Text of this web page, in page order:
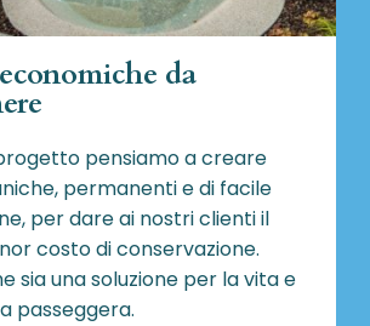
da
pensiamo a creare
permanenti e di facile
per dare ai nostri clienti il
costo di conservazione.
sia una soluzione per la vita e
passeggera.